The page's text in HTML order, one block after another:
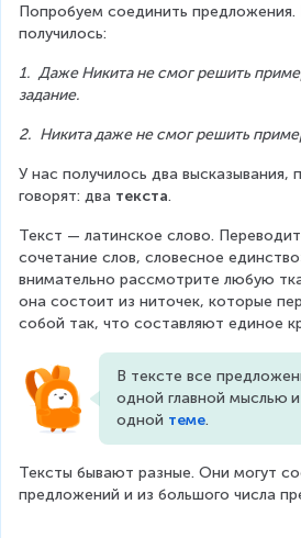
Попробуем соединить
получилось:
1. Даже Никита не смог решить
задание.
2. Никита даже не смог решить
У нас получилось два высказывания,
говорят: два текста.
Текст — латинское слово.
сочетание слов, словесное
внимательно рассмотрите любую
она состоит из ниточек, которые
собой так, что составляют единое
В тексте все
одной главной мыслью
одной теме.
Тексты бывают разные. Они могут
предложений и из большого числа